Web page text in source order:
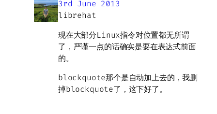
3rd June 2013
librehat
现在大部分Linux指令对位置都无所谓
了，严谨一点的话确实是要在表达式前面
的。
blockquote那个是自动加上去的，我删
掉blockquote了，这下好了。